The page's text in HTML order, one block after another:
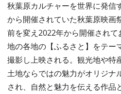
秋葉原カルチャーを世界に発信
から開催されていた秋葉原映画
前を変え2022年から開催され
地の各地の【ふるさと】をテー
撮影し上映される。観光地や特
土地ならではの魅力がオリジナ
され、自然と魅力を伝える作品